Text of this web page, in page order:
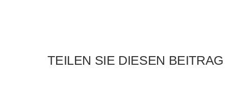
TEILEN SIE DIESEN BEITRAG